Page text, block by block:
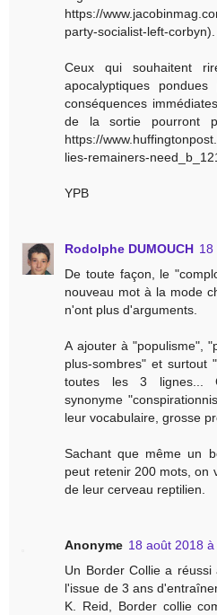
https://
party-socialist-left-corbyn).
Ceux qui souhaitent
apocalyptiques
conséquences
de la sortie pourront
https://
lies-remainers-
YPB
Rodolphe DUMOUCH 18
De toute façon, le
nouveau mot à la mode
n'ont plus d'arguments.
A ajouter à "populisme",
plus-sombres" et surtout
toutes les 3 lignes...
synonyme
leur vocabulaire, grosse
Sachant que même un
peut retenir 200 mots, on
de leur cerveau reptilien.
Anonyme 18 août 2018 à
Un Border Collie a
l'issue de 3 ans
K. Reid, Border collie